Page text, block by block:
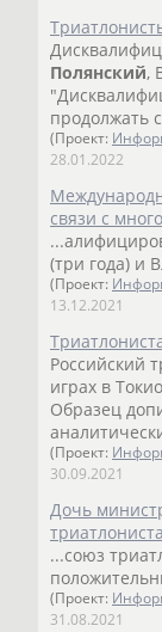
Полянский,
продолжать
(Проект:
28.01.2022
связи с
(три года) и
(Проект:
13.12.2021
Российский
играх в
Образец
(Проект:
30.09.2021
Дочь
...союз
(Проект:
31.08.2021